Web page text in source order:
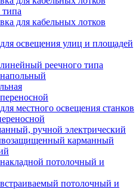
типа
для кабельных лотков
освещения улиц и площадей
реечного типа
местного освещения станков
ручной электрический
карманный
потолочный и
потолочный и